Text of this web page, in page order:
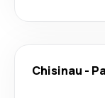
Chisinau -